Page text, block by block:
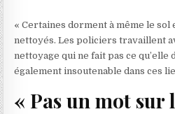
« Certaines dorment à même le sol
nettoyés. Les policiers travaillent
nettoyage qui ne fait pas ce qu’elle
également insoutenable dans ces
« Pas un mot sur